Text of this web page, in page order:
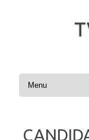
Saltar al contenido